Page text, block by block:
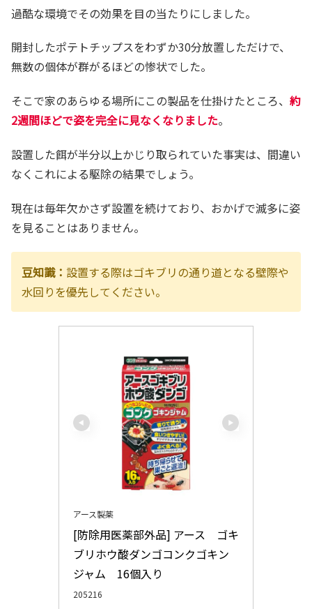
過酷な環境でその効果を目の当たりにしました。
開封したポテトチップスをわずか30分放置しただけで、
無数の個体が群がるほどの惨状でした。
そこで家のあらゆる場所にこの製品を仕掛けたところ、 約
2週間ほどで姿を完全に見なくなりました。
設置した餌が半分以上かじり取られていた事実は、間違い
なくこれによる駆除の結果でしょう。
現在は毎年欠かさず設置を続けており、おかげで滅多に姿
を見ることはありません。
豆知識： 設置する際はゴキブリの通り道となる壁際や
水回りを優先してください。
アース製薬
[防除用医薬部外品] アース　ゴキ
ブリホウ酸ダンゴコンクゴキン
ジャム　16個入り
205216